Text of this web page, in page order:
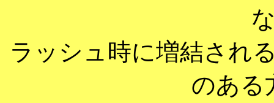
ラッシュ時に増結され
のある